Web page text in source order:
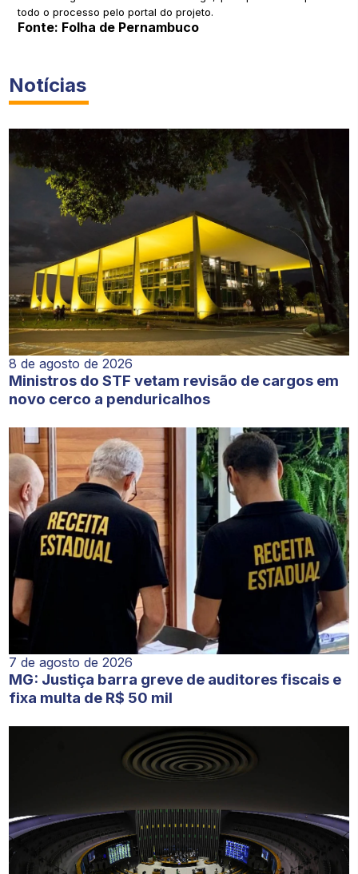
todo o processo pelo portal do projeto.
Fonte: Folha de Pernambuco
Notícias
8 de agosto de 2026
Ministros do STF vetam revisão de cargos em
novo cerco a penduricalhos
7 de agosto de 2026
MG: Justiça barra greve de auditores fiscais e
fixa multa de R$ 50 mil